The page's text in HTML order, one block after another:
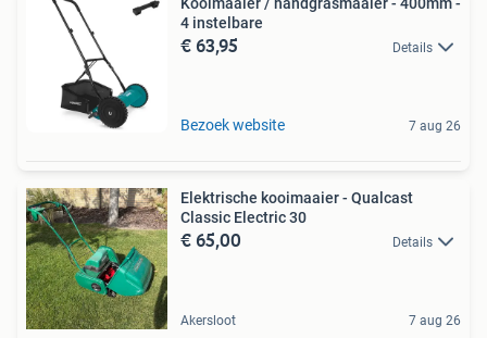
4 instelbare
€ 63,95 Details
Bezoek website 7 aug 26
Elektrische kooimaaier - Qualcast
Classic Electric 30
€ 65,00 Details
Akersloot 7 aug 26